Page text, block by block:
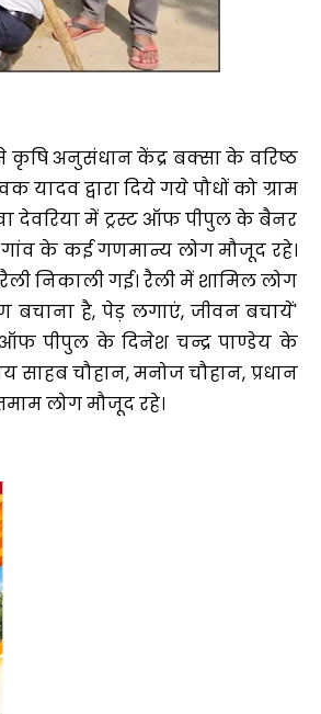
कृषि अनुसंधान केंद्र बक्सा के वरिष्ठ
यादव द्वारा दिये गये पौधों को ग्राम
देवरिया में ट्रस्ट ऑफ पीपुल के बैनर
गांव के कई गणमान्य लोग मौजूद रहे।
निकाली गई। रैली में शामिल लोग
बचाना है, पेड़ लगाएं, जीवन बचायें'
ऑफ पीपुल के दिनेश चन्द्र पाण्डेय के
साहब चौहान, मनोज चौहान, प्रधान
लोग मौजूद रहे।